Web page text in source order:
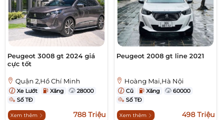
Peugeot 3008 gt 2024 giá
cực tốt
Quận 2,Hồ Chí Minh
Xe Lướt Xăng
28000
Số TĐ
Xem thêm 788 Triệu
Peugeot 2008 gt line 2021
Hoàng Mai,Hà Nội
Cũ Xăng
60000
Số TĐ
Xem thêm 498 Triệu